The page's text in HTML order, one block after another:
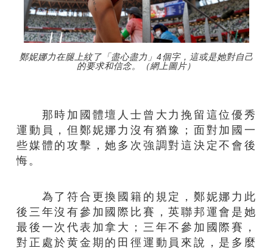
鄭妮娜力在腿上紋了「盡心盡力」4個字，這或是她對自己
的要求和信念。（網上圖片）
那時加國體壇人士曾大力挽留這位優秀
運動員，但鄭妮娜力沒有猶豫；面對加國一
些媒體的攻擊，她多次強調對這決定不會後
悔。
為了符合更換國籍的規定，鄭妮娜力此
後三年沒有參加國際比賽，英聯邦運會是她
最後一次代表加拿大；三年不參加國際賽，
對正處於黄金期的田徑運動員來說，是多麼